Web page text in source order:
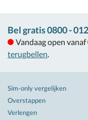
Bel gratis 0800 -
Vandaag open
terugbellen.
Sim-only vergelijken
Overstappen
Verlengen